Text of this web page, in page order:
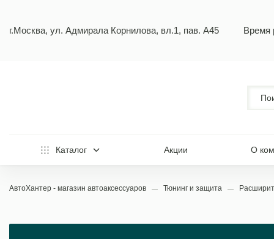
г.Москва, ул. Адмирала Корнилова, вл.1, пав. А45 Время
Каталог Акции О
АвтоХантер - магазин автоаксессуаров Тюнинг и защита